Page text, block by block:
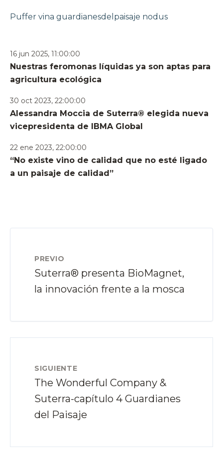
Puffer vina guardianesdelpaisaje nodus
16 jun 2025, 11:00:00
Nuestras feromonas líquidas ya son aptas para
agricultura ecológica
30 oct 2023, 22:00:00
Alessandra Moccia de Suterra® elegida nueva
vicepresidenta de IBMA Global
22 ene 2023, 22:00:00
“No existe vino de calidad que no esté ligado
a un paisaje de calidad”
PREVIO
Suterra® presenta BioMagnet,
la innovación frente a la mosca
SIGUIENTE
The Wonderful Company &
Suterra-capítulo 4 Guardianes
del Paisaje